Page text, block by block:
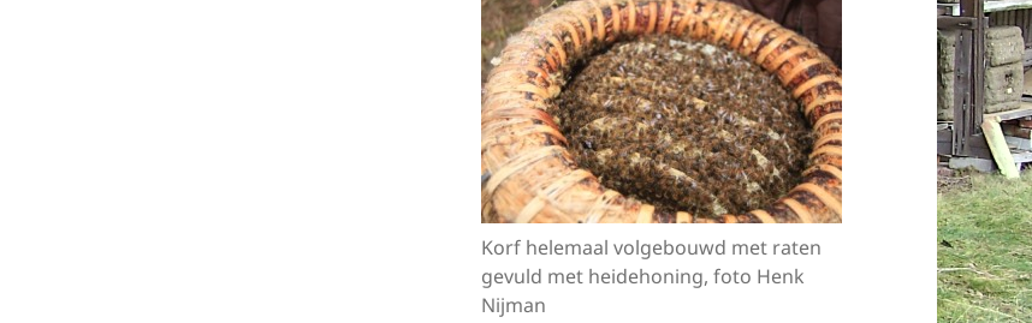
Korf helemaal volgebouwd met raten
gevuld met heidehoning, foto Henk
Nijman